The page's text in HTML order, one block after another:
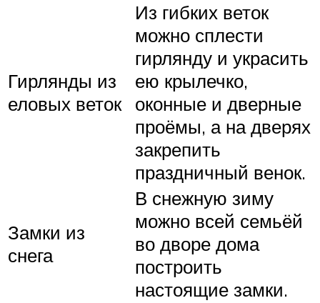
Гирлянды из
еловых веток
Из гибких веток
можно сплести
гирлянду и украсить
ею крылечко,
оконные и дверные
проёмы, а на дверях
закрепить
праздничный венок.
Замки из
снега
В снежную зиму
можно всей семьёй
во дворе дома
построить
настоящие замки.